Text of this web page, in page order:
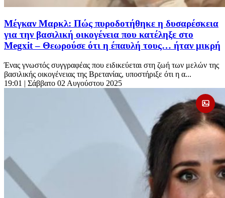
Μέγκαν Μαρκλ: Πώς πυροδοτήθηκε η δυσαρέσκεια
για την βασιλική οικογένεια που κατέληξε στο
Megxit – Θεωρούσε ότι η έπαυλή τους… ήταν μικρή
Ένας γνωστός συγγραφέας που ειδικεύεται στη ζωή των μελών της
βασιλικής οικογένειας της Βρετανίας, υποστήριξε ότι η α...
19:01 | Σάββατο 02 Αυγούστου 2025